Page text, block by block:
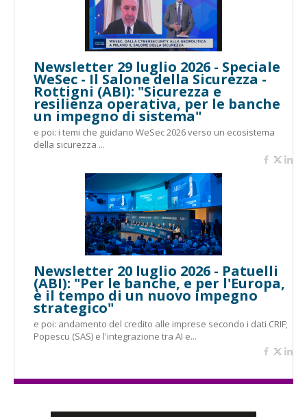
Newsletter 29 luglio 2026 - Speciale
WeSec - Il Salone della Sicurezza -
Rottigni (ABI): "Sicurezza e
resilienza operativa, per le banche
un impegno di sistema"
e poi: i temi che guidano WeSec 2026 verso un ecosistema
della sicurezza ...
Newsletter 20 luglio 2026 - Patuelli
(ABI): "Per le banche, e per l'Europa,
è il tempo di un nuovo impegno
strategico"
e poi: andamento del credito alle imprese secondo i dati CRIF;
Popescu (SAS) e l'integrazione tra AI e...